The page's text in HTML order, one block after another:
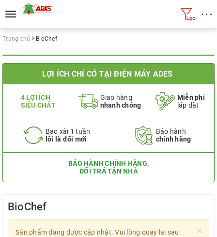
Toggle
navigation
• • •
Trang chủ BioChef
LỢI ÍCH CHỈ CÓ TẠI ĐIỆN MÁY ADES
4 LỢI ÍCH
SIÊU CHẤT
Giao hàng
nhanh chóng
Miễn phí
lắp đặt
Bao xài 1 tuần
lỗi là đổi mới
Bảo hành
chính hãng
BẢO HÀNH CHÍNH HÃNG,
ĐỔI TRẢ TẬN NHÀ
BioChef
×
Sản phẩm đang được cập nhật. Vui lòng quay lại sau.